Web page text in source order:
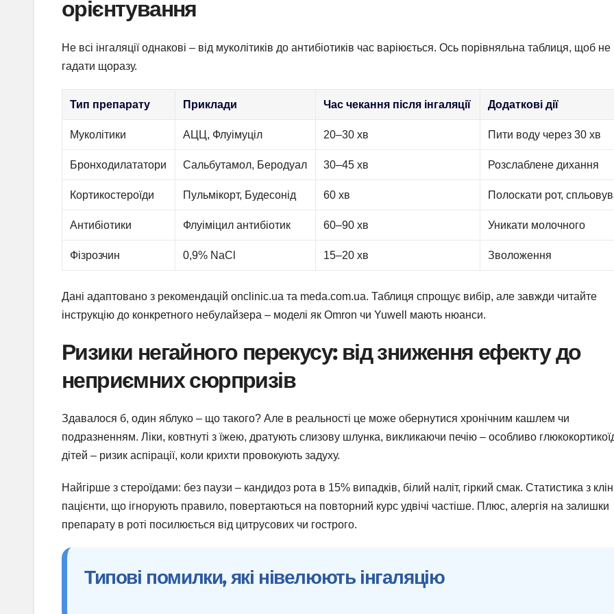
орієнтування
Не всі інгаляції однакові – від муколітиків до антибіотиків час варіюється. Ось порівняльна таблиця, щоб не
гадати щоразу.
Тип препарату Приклади Час чекання після інгаляції Додаткові дії
Муколітики АЦЦ, Флуімуціл 20–30 хв Пити воду через 30 хв
Бронходилататори Сальбутамол, Беродуал 30–45 хв Розслаблене дихання
Кортикостероїди Пульмікорт, Будесонід 60 хв Полоскати рот,
Антибіотики Флуіміцил антибіотик 60–90 хв Уникати молочного
Фізрозчин 0,9% NaCl 15–20 хв Зволоження
Дані адаптовано з рекомендацій onclinic.ua та meda.com.ua. Таблиця спрощує вибір, але завжди читайте
інструкцію до конкретного небулайзера – моделі як Omron чи Yuwell мають нюанси.
Ризики негайного перекусу: від зниження ефекту до
неприємних сюрпризів
Здавалося б, один яблуко – що такого? Але в реальності це може обернутися хронічним кашлем чи
подразненням. Ліки, ковтнуті з їжею, дратують слизову шлунка, викликаючи печію – особливо
дітей – ризик аспірації, коли крихти провокують задуху.
Найгірше з стероїдами: без паузи – кандидоз рота в 15% випадків, білий наліт, гіркий смак. Статистика з
пацієнти, що ігнорують правило, повертаються на повторний курс удвічі частіше. Плюс, алергія на залишки
препарату в роті посилюється від цитрусових чи гострого.
Типові помилки, які нівелюють інгаляцію